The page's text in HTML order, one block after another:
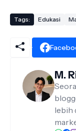
Tags: Edukasi
M.
lebih